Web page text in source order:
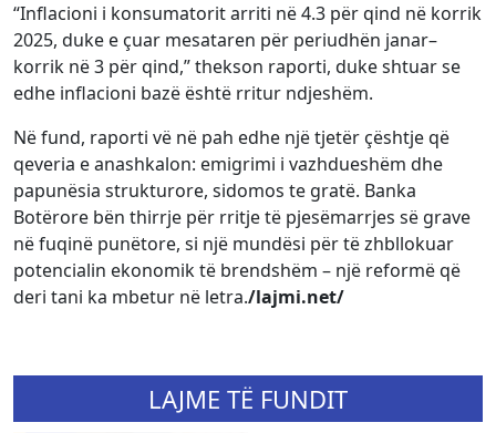
“Inflacioni i konsumatorit arriti në 4.3 për qind në korrik
2025, duke e çuar mesataren për periudhën janar–
korrik në 3 për qind,” thekson raporti, duke shtuar se
edhe inflacioni bazë është rritur ndjeshëm.
Në fund, raporti vë në pah edhe një tjetër çështje që
qeveria e anashkalon: emigrimi i vazhdueshëm dhe
papunësia strukturore, sidomos te gratë. Banka
Botërore bën thirrje për rritje të pjesëmarrjes së grave
në fuqinë punëtore, si një mundësi për të zhbllokuar
potencialin ekonomik të brendshëm – një reformë që
deri tani ka mbetur në letra./lajmi.net/
LAJME TË FUNDIT